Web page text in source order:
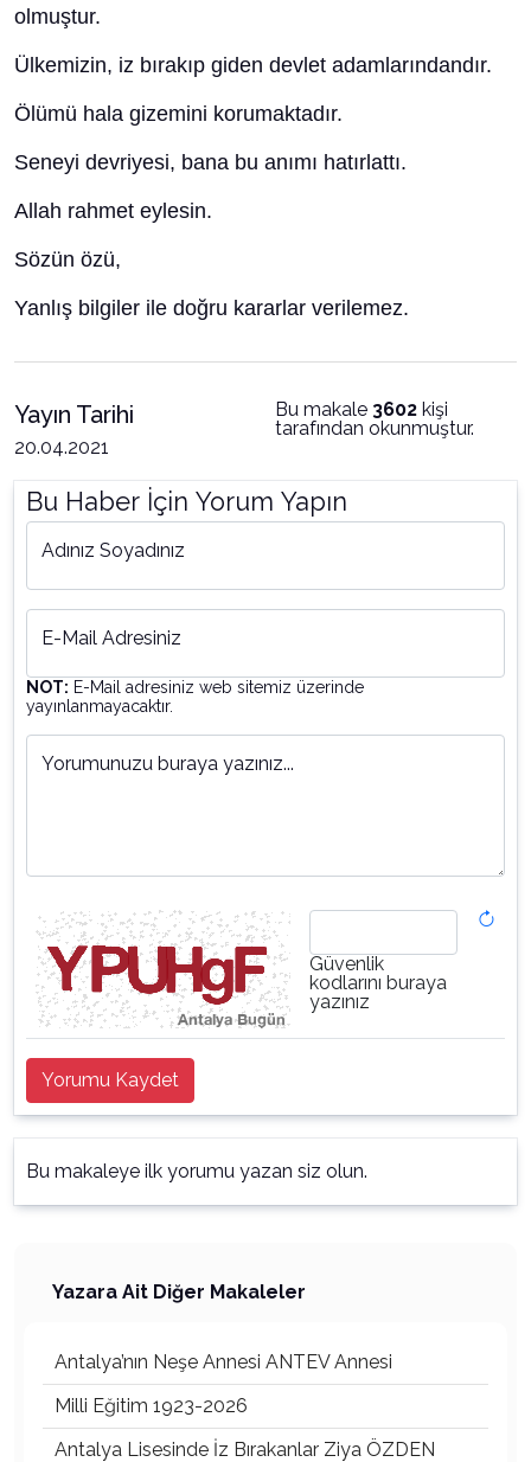
olmuştur.
Ülkemizin, iz bırakıp giden devlet adamlarındandır.
Ölümü hala gizemini korumaktadır.
Seneyi devriyesi, bana bu anımı hatırlattı.
Allah rahmet eylesin.
Sözün özü,
Yanlış bilgiler ile doğru kararlar verilemez.
Yayın Tarihi
20.04.2021
Bu makale 3602 kişi
tarafından okunmuştur.
Bu Haber İçin Yorum Yapın
Adınız Soyadınız
E-Mail Adresiniz
NOT: E-Mail adresiniz web sitemiz üzerinde
yayınlanmayacaktır.
Yorumunuzu buraya yazınız...
Güvenlik
kodlarını buraya
yazınız
Yorumu Kaydet
Bu makaleye ilk yorumu yazan siz olun.
Yazara Ait Diğer Makaleler
Antalya’nın Neşe Annesi ANTEV Annesi
Milli Eğitim 1923-2026
Antalya Lisesinde İz Bırakanlar Ziya ÖZDEN